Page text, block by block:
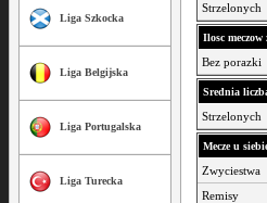
Liga Szkocka
Liga Belgijska
Liga Portugalska
Liga Turecka
Strzelonych
Ilosc
Bez porazki
Srednia
Strzelonych
Mecze u
Zwyciestwa
Remisy